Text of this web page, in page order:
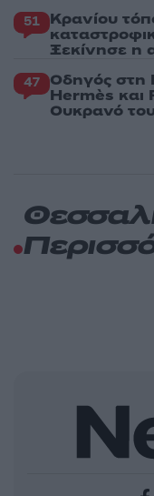
51 Κρανίου
Ξεκίνησε η
47 Οδηγός στη
Hermès και
Ουκρανό